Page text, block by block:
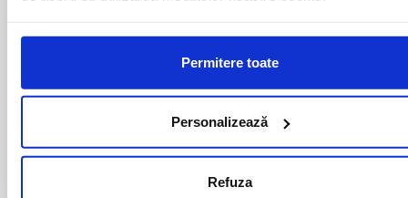
Permitere toate
Personalizează
Refuza
AIUD
ALEXANDRIA
LUGOJ
MEDGIDIA
MEDIAS
MIZIL
MOINESTI
NUSFALAU